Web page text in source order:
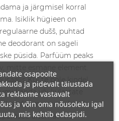
ja järgmisel korral
Isiklik hügieen on
dušš, puhtad
deodorant on sageli
püsida. Parfüüm peaks
Kui te pole kindel,
kanda või külastate
parfüüme mitte kanda,
alternatiivid:
osapoolte
ja pidevalt täiustada
reklaame vastavalt
ja võin oma nõusoleku igal
mis kehtib edaspidi.